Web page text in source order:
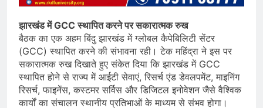
झारखंड में GCC स्थापित करने पर सकारात्मक रुख
बैठक का एक अहम बिंदु झारखंड में ग्लोबल कैपेबिलिटी सेंटर
(GCC) स्थापित करने की संभावना रही। टेक महिंद्रा ने इस पर
सकारात्मक रुख दिखाते हुए संकेत दिया कि झारखंड में GCC
स्थापित होने से राज्य में आईटी सेवाएं, रिसर्च एंड डेवलपमेंट, माइनिंग
रिसर्च, फाइनेंस, कस्टमर सर्विस और डिजिटल इनोवेशन जैसे वैश्विक
कार्यों का संचालन स्थानीय प्रतिभाओं के माध्यम से संभव होगा।